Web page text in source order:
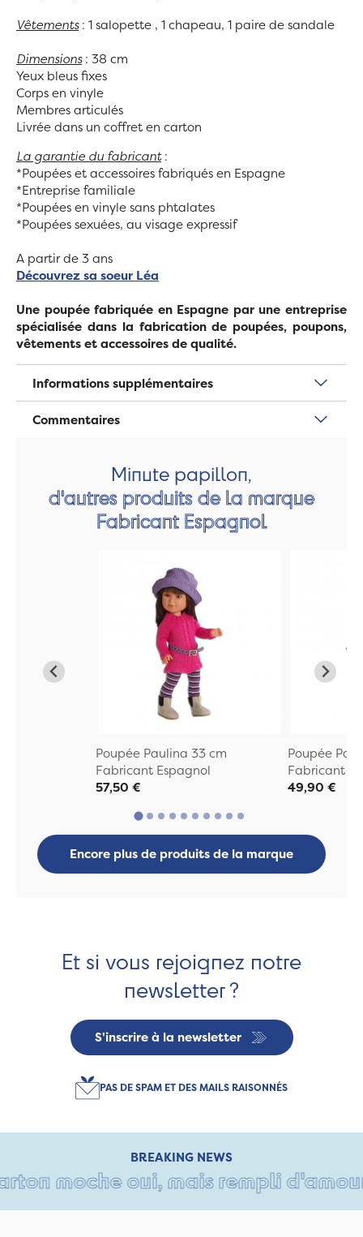
Vêtements: 1 salopette , 1 chapeau, 1 paire de sandale
Dimensions: 38 cm
Yeux bleus fixes
Corps en vinyle
Membres articulés
Livrée dans un coffret en carton
La garantie du fabricant:
*Poupées et accessoires fabriqués en Espagne
*Entreprise familiale
*Poupées en vinyle sans phtalates
*Poupées sexuées, au visage expressif
A partir de 3 ans
Découvrez sa soeur Léa
Une poupée fabriquée en Espagne par une entreprise
spécialisée dans la fabrication de poupées, poupons,
vêtements et accessoires de qualité.
Informations supplémentaires
Commentaires
Minute papillon,
d'autres produits de la marque
Fabricant Espagnol
Poupée Paulina 33 cm
Fabricant Espagnol
57,50 €
Poupée
Fabricant
49,90 €
Encore plus de produits de la marque
Et si vous rejoignez notre
newsletter ?
S'inscrire à la newsletter
PAS DE SPAM ET DES MAILS RAISONNÉS
BREAKING NEWS
moche oui, mais rempli d'amour